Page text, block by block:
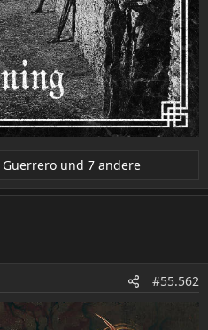
Guerrero und 7 andere
#55.562